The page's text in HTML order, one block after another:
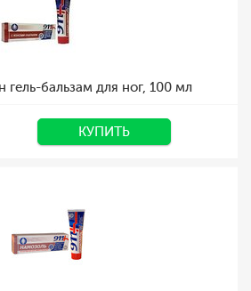
гель-бальзам для ног, 100 мл
КУПИТЬ